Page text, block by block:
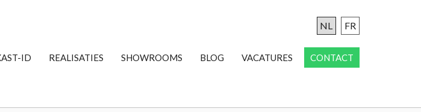
ID REALISATIES SHOWROOMS BLOG VACATURES CONTACT
NL FR